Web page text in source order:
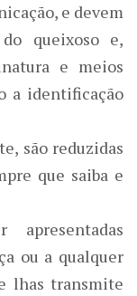
e devem
queixoso e,
e meios
a identificação
são reduzidas
que saiba e
ou a qualquer
lhas transmite